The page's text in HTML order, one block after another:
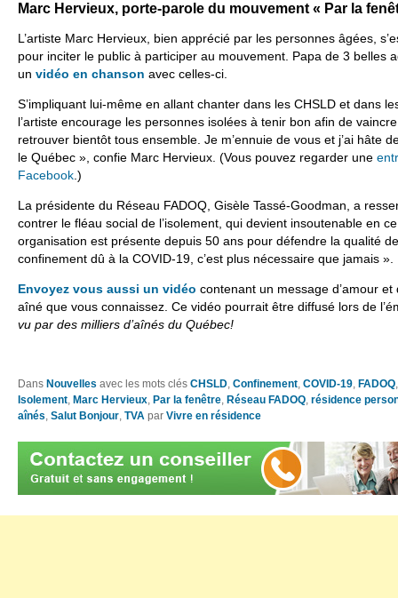
Marc Hervieux, porte-parole du mouvement « Par la
L’artiste Marc Hervieux, bien apprécié par les personnes âgées,
pour inciter le public à participer au mouvement. Papa de 3 belles
un vidéo en chanson avec celles-ci.
S’impliquant lui-même en allant chanter dans les CHSLD et dans
l’artiste encourage les personnes isolées à tenir bon afin de
retrouver bientôt tous ensemble. Je m’ennuie de vous et j’ai hâte
le Québec », confie Marc Hervieux. (Vous pouvez regarder une
Facebook.)
La présidente du Réseau FADOQ, Gisèle Tassé-Goodman, a
contrer le fléau social de l’isolement, qui devient insoutenable en
organisation est présente depuis 50 ans pour défendre la qualité
confinement dû à la COVID-19, c’est plus nécessaire que jamais ».
Envoyez vous aussi un vidéo contenant un message d’amour
aîné que vous connaissez. Ce vidéo pourrait être diffusé lors de
vu par des milliers d’aînés du Québec!
Dans Nouvelles avec les mots clés CHSLD, Confinement, COVID-19, FADOQ
Isolement, Marc Hervieux, Par la fenêtre, Réseau FADOQ, résidence
aînés, Salut Bonjour, TVA par Vivre en résidence